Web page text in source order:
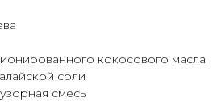
кокосового масла
соли
смесь